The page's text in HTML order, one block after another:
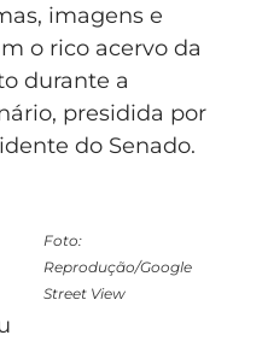
imagens e
o rico acervo da
durante a
presidida por
do Senado.
Foto:
Reprodução/Google
Street View